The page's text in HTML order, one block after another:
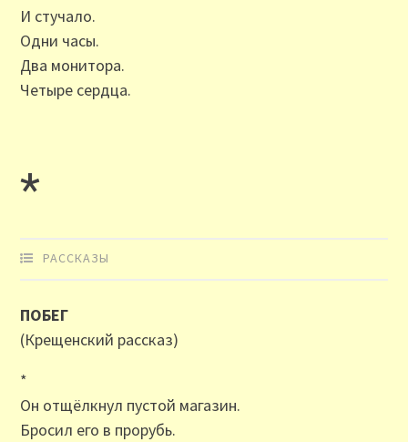
И стучало.
Одни часы.
Два монитора.
Четыре сердца.
*
РАССКАЗЫ
ПОБЕГ
(Крещенский рассказ)
*
Он отщёлкнул пустой магазин.
Бросил его в прорубь.